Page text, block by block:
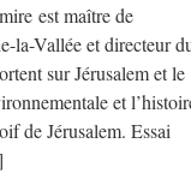
est maître de
la-Vallée et directeur
sur Jérusalem et le
et
de Jérusalem. Essai